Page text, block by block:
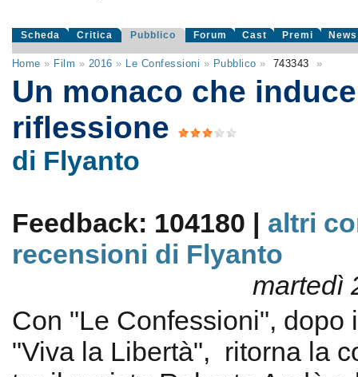
Scheda Critica Pubblico Forum Cast Premi News
Home » Film » 2016 » Le Confessioni » Pubblico » 743343 »
Un monaco che
riflessione
di Flyanto
Feedback: 104180 | altri
recensioni di Flyanto
martedì
Con "Le Confessioni", dopo
"Viva la Libertà", ritorna la